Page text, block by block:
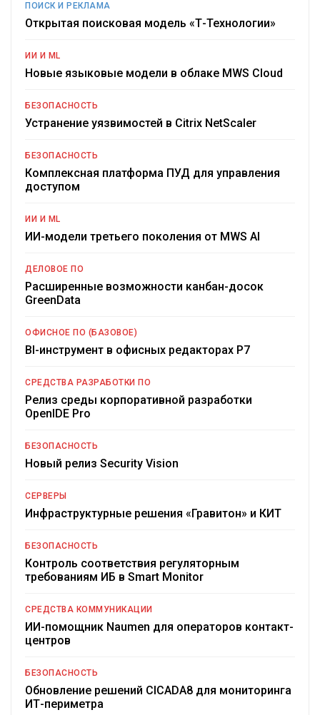
ПОИСК И РЕКЛАМА
Открытая поисковая модель «Т-Технологии»
ИИ И ML
Новые языковые модели в облаке MWS Cloud
БЕЗОПАСНОСТЬ
Устранение уязвимостей в Citrix NetScaler
БЕЗОПАСНОСТЬ
Комплексная платформа ПУД для управления
доступом
ИИ И ML
ИИ-модели третьего поколения от MWS AI
ДЕЛОВОЕ ПО
Расширенные возможности канбан-досок
GreenData
ОФИСНОЕ ПО (БАЗОВОЕ)
BI-инструмент в офисных редакторах Р7
СРЕДСТВА РАЗРАБОТКИ ПО
Релиз среды корпоративной разработки
OpenIDE Pro
БЕЗОПАСНОСТЬ
Новый релиз Security Vision
СЕРВЕРЫ
Инфраструктурные решения «Гравитон» и КИТ
БЕЗОПАСНОСТЬ
Контроль соответствия регуляторным
требованиям ИБ в Smart Monitor
СРЕДСТВА КОММУНИКАЦИИ
ИИ-помощник Naumen для операторов контакт-
центров
БЕЗОПАСНОСТЬ
Обновление решений CICADA8 для мониторинга
ИТ-периметра